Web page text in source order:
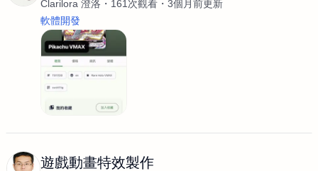
Clarilora 澄洛 161次觀看
3個月前更新
軟體開發
遊戲動畫特效製作